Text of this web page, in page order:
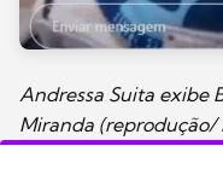
Andressa Suita exibe
Miranda (reprodução/